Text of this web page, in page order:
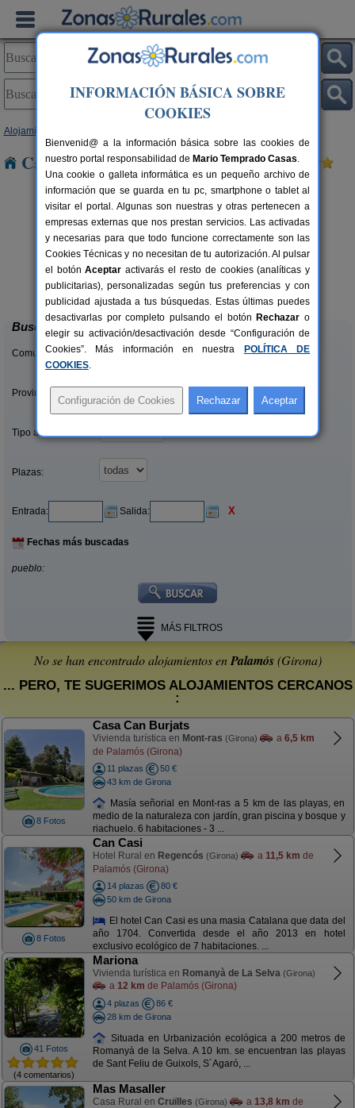
Alojamientos
Casas Rurales cerca de Palamós
10-12+2 pers.
desde40 €
El Solei
Pujarnol (Girona)
Buscar
Comunidades:
Provincias/Islas:
Tipo alquiler:
Plazas:
Entrada: Salida: X
Fechas más buscadas
pueblo:
MÁS FILTROS
No se han encontrado alojamientos enPalamós(Girona)
... PERO, TE SUGERIMOS ALOJAMIENTOS CERCANOS
:
8 Fotos
Casa Can Burjats
Vivienda turística en Mont-ras (Girona) a 6,5 km
de Palamós (Girona)
11 plazas
50 €
43 km de Girona
Masía señorial en Mont-ras a 5 km de las playas, en
medio de la naturaleza con jardín, gran piscina y bosque y
riachuelo. 6 habitaciones - 3 ...
8 Fotos
Can Casi
Hotel Rural en Regencós (Girona) a 11,5 km de
Palamós (Girona)
14 plazas
80 €
50 km de Girona
El hotel Can Casi es una masia Catalana que data del
año 1704. Convertida desde el año 2013 en hotel
exclusivo ecológico de 7 habitaciones. ...
41 Fotos
(4 comentarios)
Mariona
Vivienda turística en Romanyà de La Selva (Girona)
a 12 km de Palamós (Girona)
4 plazas
86 €
28 km de Girona
Situada en Urbanización ecológica a 200 metros de
Romanyà de la Selva. A 10 km. se encuentran las playas
de Sant Feliu de Guixols, S´Agaró, ...
Mas Masaller
Casa Rural en Cruïlles (Girona) a 13,8 km de
INFORMACIÓN BÁSICA SOBRE
COOKIES
Bienvenid@ a la información básica sobre las cookies de
nuestro portal responsabilidad de Mario Temprado Casas.
Una cookie o galleta informática es un pequeño archivo de
información que se guarda en tu pc, smartphone o tablet al
visitar el portal. Algunas son nuestras y otras pertenecen a
empresas externas que nos prestan servicios. Las activadas
y necesarias para que todo funcione correctamente son las
Cookies Técnicas y no necesitan de tu autorización. Al pulsar
el botónAceptar activarás el resto de cookies (analíticas y
publicitarias), personalizadas según tus preferencias y con
publicidad ajustada a tus búsquedas. Estas últimas puedes
desactivarlas por completo pulsando el botón Rechazar o
elegir su activación/desactivación desde “Configuración de
Cookies”. Más información en nuestra
POLÍTICA DE
COOKIES.